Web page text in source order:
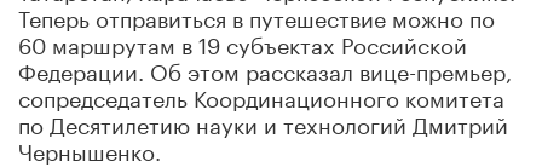
Теперь отправиться в путешествие можно по
60 маршрутам в 19 субъектах Российской
Федерации. Об этом рассказал вице-премьер,
сопредседатель Координационного комитета
по Десятилетию науки и технологий Дмитрий
Чернышенко.